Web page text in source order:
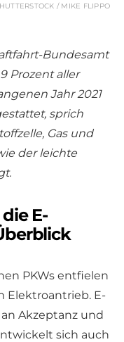
/ MIKE FLIPPO
Bundesamt
Prozent aller
Jahr 2021
sprich
Gas und
der leichte
E-
PKWs entfielen
Elektroantrieb. E-
Akzeptanz und
sich auch